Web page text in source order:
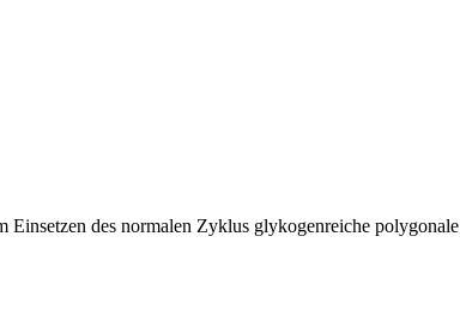
des normalen Zyklus glykogenreiche